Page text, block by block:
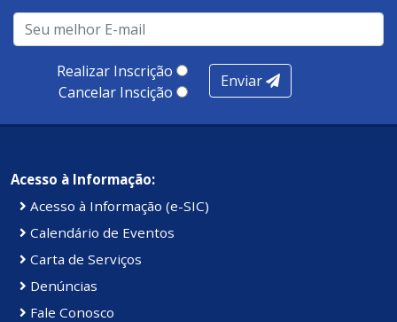
Realizar Inscrição
Cancelar Inscição
Enviar
Acesso à Informação:
Acesso à Informação (e-SIC)
Calendário de Eventos
Carta de Serviços
Denúncias
Fale Conosco